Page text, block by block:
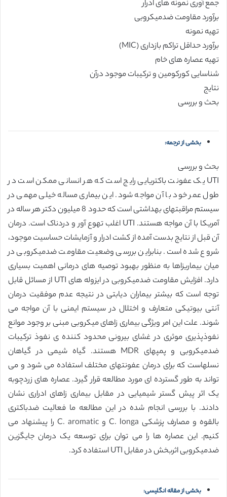
جمع آوری نمونه های ادرار
برآورد مقاومت ضدمیکروبی
تهیه نمونه
برآورد حداقل تراکم بازداری (MIC)
تهیه عصاره های خام
شناسایی کورکومین و ترکیبات موجود درآن
نتایج
بحث و بررسی
بخشی از ترجمه:
بحث و بررسی
UTI یک عفونت باکتریایی رایج است که هر انسانی ممکن است در
طول عمر خود با آن مواجه شود. این بیماری مساله خیلی مهمی در
سیستم مراقبتهای بهداشتی است که حدود 8 میلیون دکتر هر ساله در
آمریکا با آن مواجه هستند. UTI اغلب تهوع آور و دردناک است. درمان
آن قبل از نتایج بدست آمده از کشت ادرار و آزمایشات حساسیت موجود،
شروع شده است. بنابراین بررسی وضعیت مقاومت ضدمیکروبی در
میان بیماریزاها به منظور بهبود توصیه های درمانی اهمیت بسیاری
دارد. افزایش مقاومت ضدمیکروبی در ایزوله های UTI از مسائل قابل
توجه است که بیشتر بیماران دیابتی در نتیجه عدم موفقیت درمان
آنتی بیوتیکی متعارف و اختلال در سیستم ایمنی با آن مواجه می
شوند. علت این امر ویژگی بیماری زاهای میکروبی مبنی بر وجود موانع
نفوذپذیری موثری در غشای بیرونی محدود کننده ی نفوذ ترکیبات
ضدمیکروبی و پمپهای MDR هستند. گیاه شیمی در گیاهان
نسلهاست که برای درمان عفونتهای مختلف استفاده می شود و می
تواند به طور گسترده ای مورد مطالعه قرار گیرد. عصاره های زردچوبه
یک اثر پیش گستر شیمیایی در مقابل بیماری زاهای ادراری نشان
دادند. با بررسی انجام شده در این مطالعه ما فعالیت ضدباکتری
بالقوه و مصارف پزشکی C. longa و C. aromatic را پیشنهاد می
کنیم. این عصاره ها را می توان برای توسعه یک درمان جایگزین
ضدمیکروبی اثربخش در مقابل UTI استفاده کرد.
بخشی از مقاله انگلیسی: